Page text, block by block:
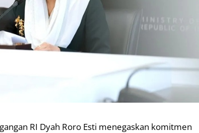
RI Dyah Roro Esti menegaskan komitmen